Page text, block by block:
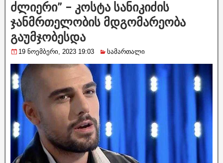
ძლიერი” – კოსტა სანიკიძის
ჯანმრთელობის მდგომარეობა
გაუმჯობესდა
19 ნოემბერი, 2023 19:03 სამართალი